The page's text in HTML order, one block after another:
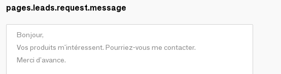
pages.leads.request.message